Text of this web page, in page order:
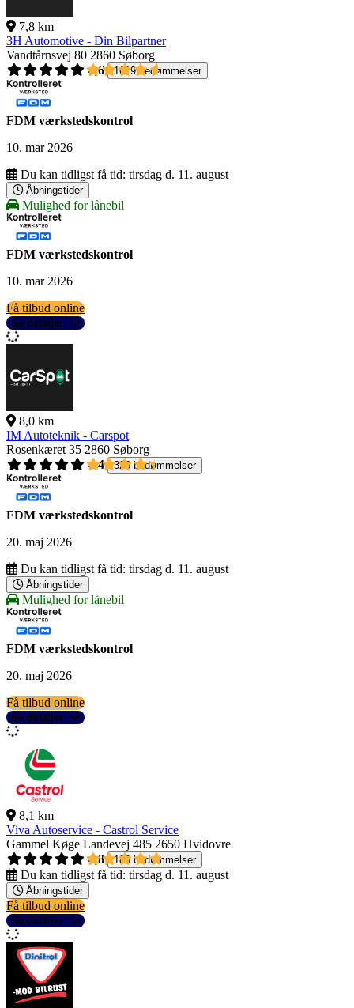
7,8 km
3H Automotive - Din Bilpartner
Vandtårnsvej 80 2860 Søborg
4,6
1619 bedømmelser
FDM værkstedskontrol
10. mar 2026
Du kan tidligst få tid: tirsdag d. 11. august
Åbningstider
Mulighed for lånebil
FDM værkstedskontrol
10. mar 2026
Få tilbud online
Se detaljer
8,0 km
IM Autoteknik - Carspot
Rosenkæret 35 2860 Søborg
4,4
326 bedømmelser
FDM værkstedskontrol
20. maj 2026
Du kan tidligst få tid: tirsdag d. 11. august
Åbningstider
Mulighed for lånebil
FDM værkstedskontrol
20. maj 2026
Få tilbud online
Se detaljer
8,1 km
Viva Autoservice - Castrol Service
Gammel Køge Landevej 485 2650 Hvidovre
4,8
189 bedømmelser
Du kan tidligst få tid: tirsdag d. 11. august
Åbningstider
Få tilbud online
Se detaljer